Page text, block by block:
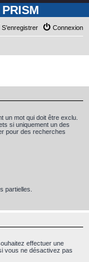
Connexion
S’enregistrer
un mot qui doit être exclu.
si uniquement un des
pour des recherches
partielles.
effectuer une
vous ne désactivez pas